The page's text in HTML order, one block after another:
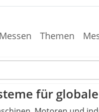
Messen Themen
für